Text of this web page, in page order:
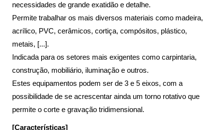
necessidades de grande exatidão e detalhe.
Permite trabalhar os mais diversos materiais como madeira,
acrílico, PVC, cerâmicos, cortiça, compósitos, plástico,
metais, [...].
Indicada para os setores mais exigentes como carpintaria,
construção, mobiliário, iluminação e outros.
Estes equipamentos podem ser de 3 e 5 eixos, com a
possibilidade de se acrescentar ainda um torno rotativo que
permite o corte e gravação tridimensional.
[Características]